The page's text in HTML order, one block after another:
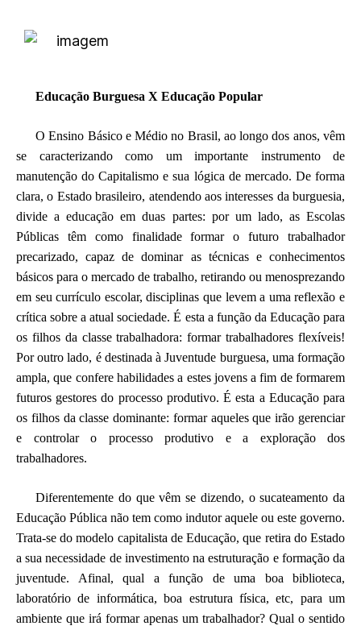
Educação Burguesa X Educação Popular
O Ensino Básico e Médio no Brasil, ao longo dos anos, vêm
se caracterizando como um importante instrumento de
manutenção do Capitalismo e sua lógica de mercado. De forma
clara, o Estado brasileiro, atendendo aos interesses da burguesia,
divide a educação em duas partes: por um lado, as Escolas
Públicas têm como finalidade formar o futuro trabalhador
precarizado, capaz de dominar as técnicas e conhecimentos
básicos para o mercado de trabalho, retirando ou menosprezando
em seu currículo escolar, disciplinas que levem a uma reflexão e
crítica sobre a atual sociedade. É esta a função da Educação para
os filhos da classe trabalhadora: formar trabalhadores flexíveis!
Por outro lado, é destinada à Juventude burguesa, uma formação
ampla, que confere habilidades a estes jovens a fim de formarem
futuros gestores do processo produtivo. É esta a Educação para
os filhos da classe dominante: formar aqueles que irão gerenciar
e controlar o processo produtivo e a exploração dos
trabalhadores.
Diferentemente do que vêm se dizendo, o sucateamento da
Educação Pública não tem como indutor aquele ou este governo.
Trata-se do modelo capitalista de Educação, que retira do Estado
a sua necessidade de investimento na estruturação e formação da
juventude. Afinal, qual a função de uma boa biblioteca,
laboratório de informática, boa estrutura física, etc, para um
ambiente que irá formar apenas um trabalhador? Qual o sentido